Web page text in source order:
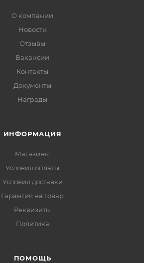
О компании
Новости
Отзывы
Вакансии
Контакты
Документы
Награды
ИНФОРМАЦИЯ
Магазины
Условия оплаты
Условия доставки
Гарантия на товар
Реквизиты
Политика
ПОМОЩЬ